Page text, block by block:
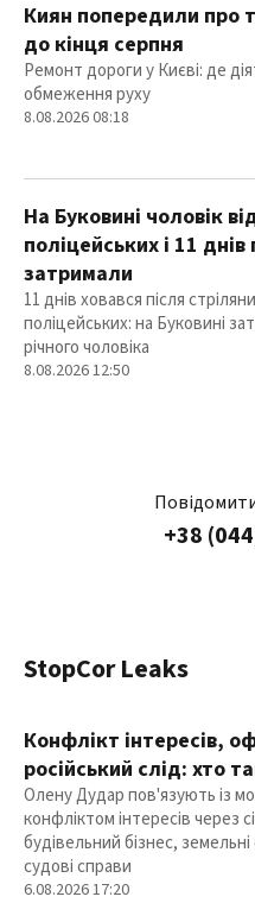
Киян попередили про
до кінця серпня
Ремонт дороги у Києві: де
обмеження руху
8.08.2026 08:18
На Буковині чоловік
поліцейських і 11
затримали
11 днів ховався після
поліцейських: на Буковині
річного чоловіка
8.08.2026 12:50
+38
StopCor Leaks
Конфлікт інтересів,
російський слід: хто
Олену Дудар пов'язують із
конфліктом інтересів через
будівельний бізнес,
судові справи
6.08.2026 17:20